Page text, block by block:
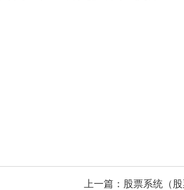
上一篇：股票系统（